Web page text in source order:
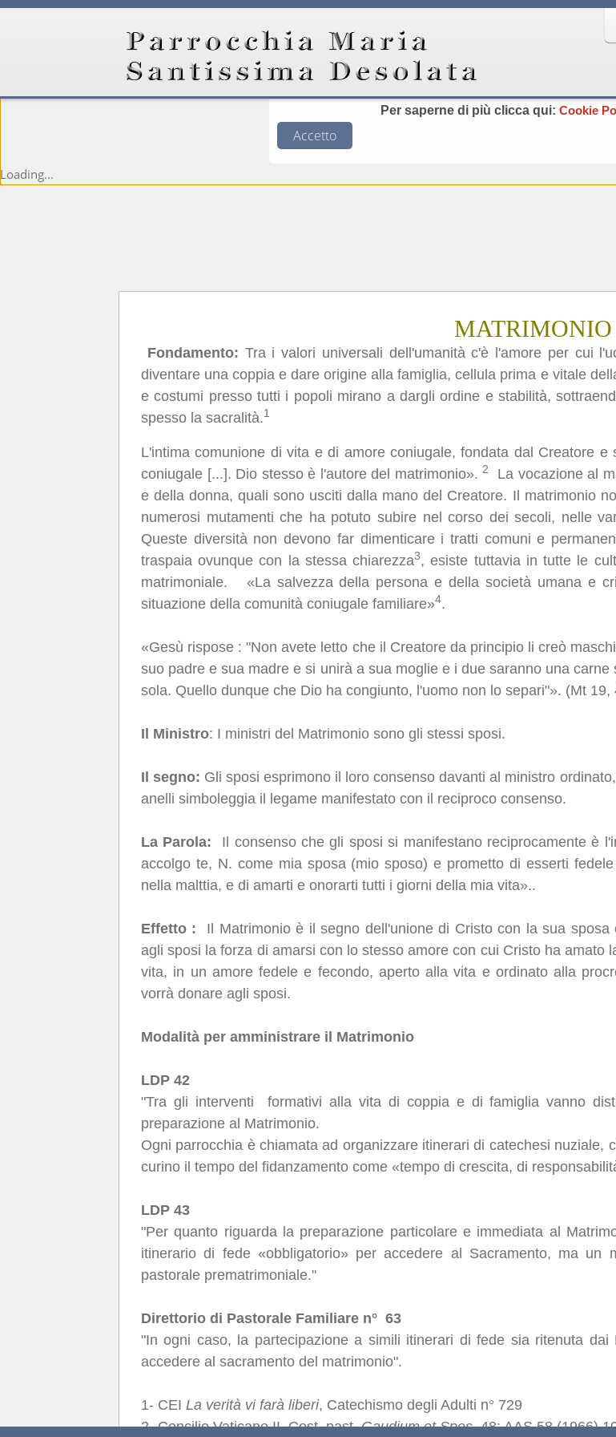
Questo sito utilizza cookie, anche di terze parti, per
esperienza e offrire servizi in linea con le tue
banner, scorrendo questa pagina o cliccando
Per saperne di più clicca qui: Cookie
Accetto
Loading...
MATRIMONIO
Fondamento: Tra i valori universali dell'umanità c'è l'amore per cui
diventare una coppia e dare origine alla famiglia, cellula prima e vitale
e costumi presso tutti i popoli mirano a dargli ordine e stabilità,
spesso la sacralità.1
L'intima comunione di vita e di amore coniugale, fondata dal Creatore
coniugale [...]. Dio stesso è l'autore del matrimonio».2
La vocazione al
e della donna, quali sono usciti dalla mano del Creatore. Il matrimonio
numerosi mutamenti che ha potuto subire nel corso dei secoli, nelle
Queste diversità non devono far dimenticare i tratti comuni e
traspaia ovunque con la stessa chiarezza3, esiste tuttavia in tutte le
matrimoniale. «La salvezza della persona e della società umana e
situazione della comunità coniugale familiare»4.
«Gesù rispose : "Non avete letto che il Creatore da principio li creò
suo padre e sua madre e si unirà a sua moglie e i due saranno una
sola. Quello dunque che Dio ha congiunto, l'uomo non lo separi"». (Mt 19,
Il Ministro: I ministri del Matrimonio sono gli stessi sposi.
Il segno: Gli sposi esprimono il loro consenso davanti al ministro
anelli simboleggia il legame manifestato con il reciproco consenso.
La Parola: Il consenso che gli sposi si manifestano reciprocamente è
accolgo te, N. come mia sposa (mio sposo) e prometto di esserti
nella malttia, e di amarti e onorarti tutti i giorni della mia vita»..
Effetto :
Il Matrimonio è il segno dell'unione di Cristo con la sua
agli sposi la forza di amarsi con lo stesso amore con cui Cristo ha amato
vita, in un amore fedele e fecondo, aperto alla vita e ordinato alla
vorrà donare agli sposi.
Modalità per amministrare il Matrimonio
LDP 42
"Tra gli interventi formativi alla vita di coppia e di famiglia vanno
preparazione al Matrimonio.
Ogni parrocchia è chiamata ad organizzare itinerari di catechesi nuziale,
curino il tempo del fidanzamento come «tempo di crescita, di
LDP 43
"Per quanto riguarda la preparazione particolare e immediata al
itinerario di fede «obbligatorio» per accedere al Sacramento, ma un
pastorale prematrimoniale."
Direttorio di Pastorale Familiare n° 63
"In ogni caso, la partecipazione a simili itinerari di fede sia ritenuta dai
accedere al sacramento del matrimonio".
1- CEI La verità vi farà liberi, Catechismo degli Adulti n° 729
2- Concilio Vaticano II, Cost. past.Gaudium et Spes, 48: AAS 58 (1966)